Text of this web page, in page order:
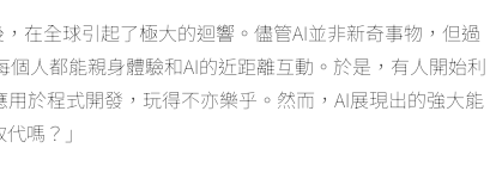
在全球引起了極大的迴響。儘管AI並非新奇事物，但過
人都能親身體驗和AI的近距離互動。於是，有人開始利
於程式開發，玩得不亦樂乎。然而，AI展現出的強大能
嗎？」